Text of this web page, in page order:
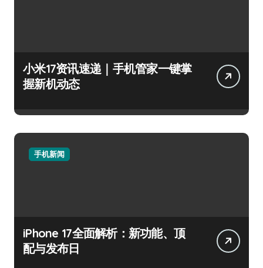
小米17资讯速递｜手机管家一键掌
握新机动态
手机新闻
iPhone 17全面解析：新功能、顶
配与发布日